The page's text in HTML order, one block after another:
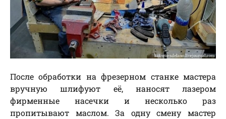
После обработки на фрезерном станке мастера
вручную шлифуют её, наносят лазером
фирменные насечки и несколько раз
пропитывают маслом. За одну смену мастер